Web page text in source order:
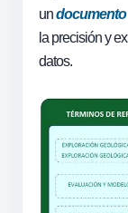
un
la precisión y
datos.